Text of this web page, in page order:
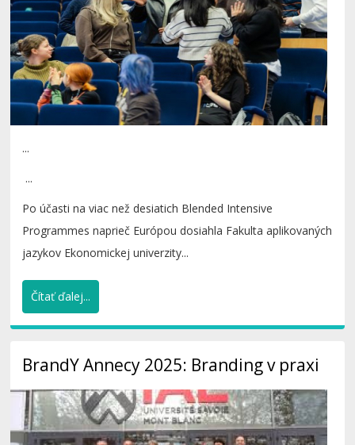
...
...
Po účasti na viac než desiatich Blended Intensive
Programmes naprieč Európou dosiahla Fakulta aplikovaných
jazykov Ekonomickej univerzity...
Čítať ďalej...
BrandY Annecy 2025: Branding v praxi